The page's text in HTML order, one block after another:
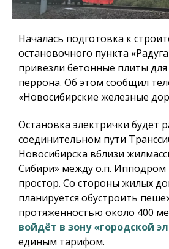
Началась подготовка к
остановочного пункта
привезли бетонные плиты
перрона. Об этом сообщил
«Новосибирские железные
Остановка электрички будет
соединительном пути
Новосибирска вблизи
Сибири» между о.п.
простор. Со стороны жилых
планируется обустроить
протяженностью около 400
войдёт в зону «городской
единым тарифом.